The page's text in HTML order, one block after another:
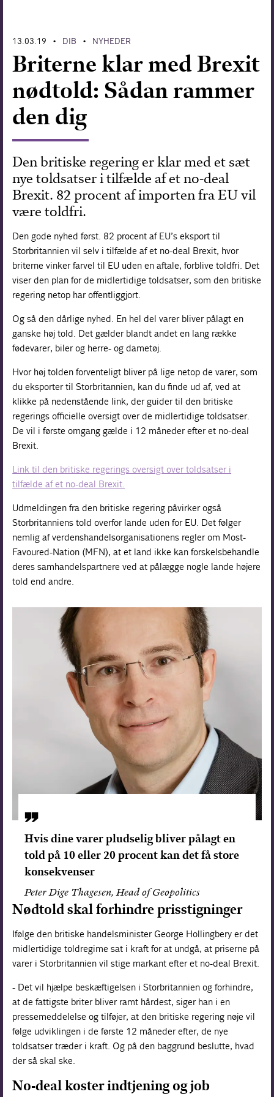
13.03.19 • DIB • NYHEDER
Briterne klar med Brexit
nødtold: Sådan rammer
den dig
Den britiske regering er klar med et sæt
nye toldsatser i tilfælde af et no-deal
Brexit. 82 procent af importen fra EU vil
være toldfri.
Den gode nyhed først. 82 procent af EU’s eksport til
Storbritannien vil selv i tilfælde af et no-deal Brexit, hvor
briterne vinker farvel til EU uden en aftale, forblive toldfri. Det
viser den plan for de midlertidige toldsatser, som den britiske
regering netop har offentliggjort.
Og så den dårlige nyhed. En hel del varer bliver pålagt en
ganske høj told. Det gælder blandt andet en lang række
fødevarer, biler og herre- og dametøj.
Hvor høj tolden forventeligt bliver på lige netop de varer, som
du eksporter til Storbritannien, kan du finde ud af, ved at
klikke på nedenstående link, der guider til den britiske
regerings officielle oversigt over de midlertidige toldsatser.
De vil i første omgang gælde i 12 måneder efter et no-deal
Brexit.
Link til den britiske regerings oversigt over toldsatser i
tilfælde af et no-deal Brexit.
Udmeldingen fra den britiske regering påvirker også
Storbritanniens told overfor lande uden for EU. Det følger
nemlig af verdenshandelsorganisationens regler om Most-
Favoured-Nation (MFN), at et land ikke kan forskelsbehandle
deres samhandelspartnere ved at pålægge nogle lande højere
told end andre.
Hvis dine varer pludselig bliver pålagt en
told på 10 eller 20 procent kan det få store
konsekvenser
Peter Dige Thagesen, Head of Geopolitics
Nødtold skal forhindre prisstigninger
Ifølge den britiske handelsminister George Hollingbery er det
midlertidige toldregime sat i kraft for at undgå, at priserne på
varer i Storbritannien vil stige markant efter et no-deal Brexit.
- Det vil hjælpe beskæftigelsen i Storbritannien og forhindre,
at de fattigste briter bliver ramt hårdest, siger han i en
pressemeddelelse og tilføjer, at den britiske regering nøje vil
følge udviklingen i de første 12 måneder efter, de nye
toldsatser træder i kraft. Og på den baggrund beslutte, hvad
der så skal ske.
No-deal koster indtjening og job